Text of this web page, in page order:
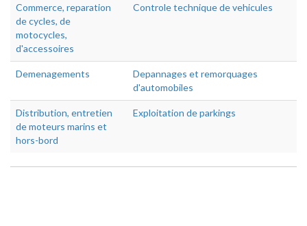
Commerce, reparation
de cycles, de
motocycles,
d'accessoires
Controle technique de vehicules
Demenagements
Depannages et remorquages
d'automobiles
Distribution, entretien
de moteurs marins et
hors-bord
Exploitation de parkings